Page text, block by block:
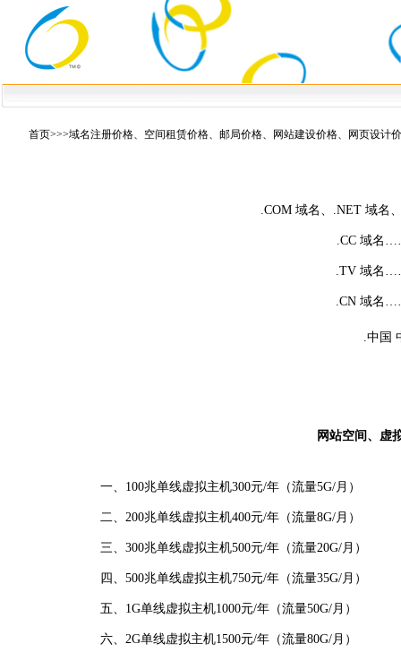
首页>>>域名注册价格、空间租赁价格、邮局价格、网站建设价格、网页设计
.COM 域名、.NET 域名
.CC 域名
.TV 域名
.CN 域名
.中国
网站空间、虚
一、100兆单线虚拟主机300元/年（流量5G/月）
二、200兆单线虚拟主机400元/年（流量8G/月）
三、300兆单线虚拟主机500元/年（流量20G/月）
四、500兆单线虚拟主机750元/年（流量35G/月）
五、1G单线虚拟主机1000元/年（流量50G/月）
六、2G单线虚拟主机1500元/年（流量80G/月）